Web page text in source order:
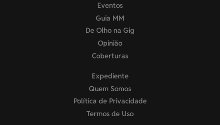
Eventos
Guia MM
De Olho na Gig
Opinião
Coberturas
Expediente
Quem Somos
Política de Privacidade
Termos de Uso